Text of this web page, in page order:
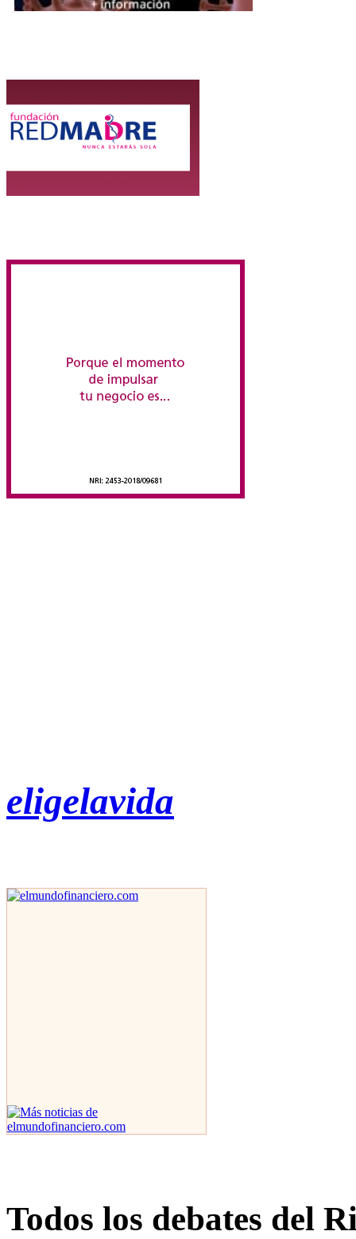
eligelavida
Todos los debates del